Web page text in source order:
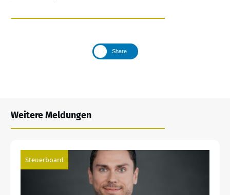
Share
Weitere Meldungen
Steuerboard